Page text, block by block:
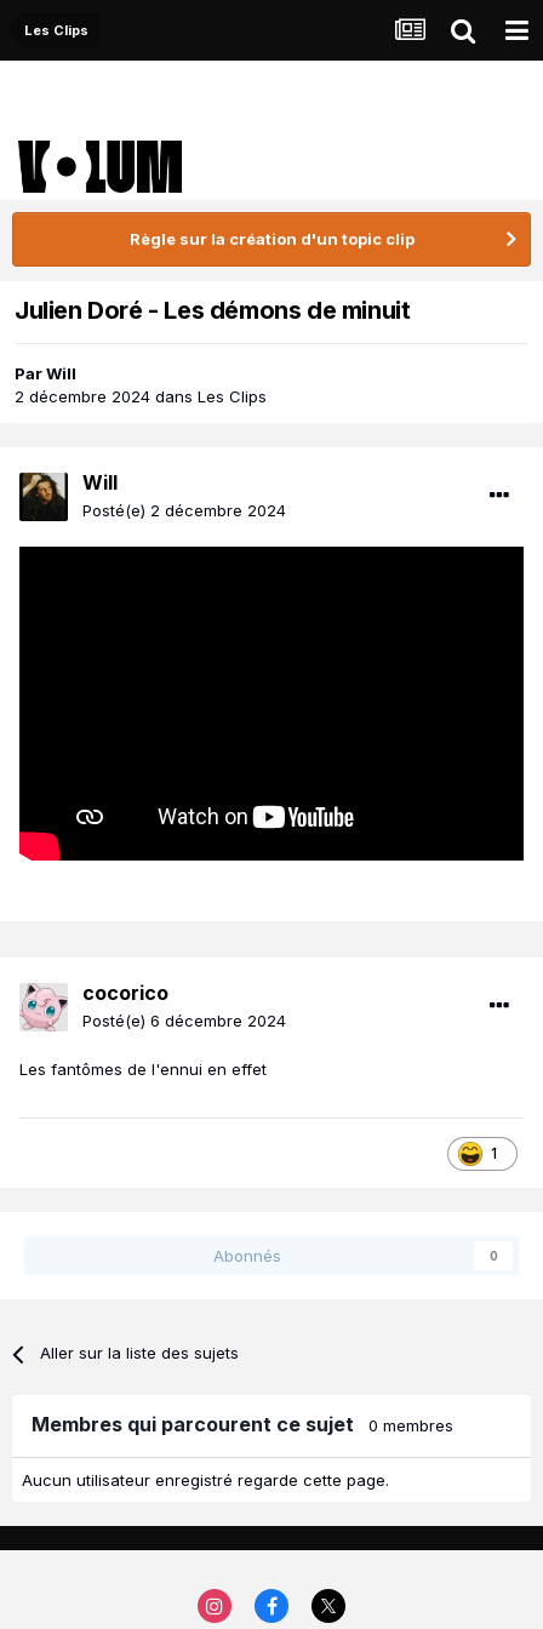
Les Clips
Règle sur la création d'un topic clip
Julien Doré - Les démons de minuit
ParWill
2 décembre 2024 dans Les Clips
Will
Posté(e) 2 décembre 2024
cocorico
Posté(e) 6 décembre 2024
Les fantômes de l'ennui en effet
1
Abonnés 0
Aller sur la liste des sujets
Membres qui parcourent ce sujet 0 membres
Aucun utilisateur enregistré regarde cette page.